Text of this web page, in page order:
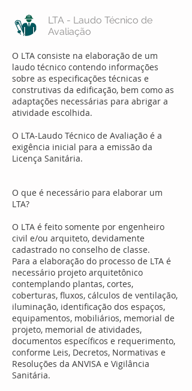
LTA - Laudo Técnico de
Avaliação
O LTA consiste na elaboração de um
laudo técnico contendo informações
sobre as especificações técnicas e
construtivas da edificação, bem como as
adaptações necessárias para abrigar a
atividade escolhida.​
O LTA-Laudo Técnico de Avaliação é a
exigência inicial para a emissão da
Licença Sanitária.
O que é necessário para elaborar um
LTA?
O LTA é feito somente por engenheiro
civil e/ou arquiteto, devidamente
cadastrado no conselho de classe.
Para a elaboração do processo de LTA é
necessário projeto arquitetônico
contemplando plantas, cortes,
coberturas, fluxos, cálculos de ventilação,
iluminação, identificação dos espaços,
equipamentos, mobiliários, memorial de
projeto, memorial de atividades,
documentos específicos e requerimento,
conforme Leis, Decretos, Normativas e
Resoluções da ANVISA e Vigilância
Sanitária.